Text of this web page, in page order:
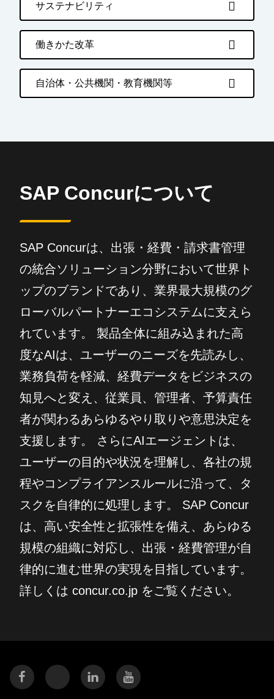
サステナビリティ
働きかた改革
自治体・公共機関・教育機関等
SAP Concurについて
SAP Concurは、出張・経費・請求書管理
の統合ソリューション分野において世界ト
ップのブランドであり、業界最大規模のグ
ローバルパートナーエコシステムに支えら
れています。 製品全体に組み込まれた高
度なAIは、ユーザーのニーズを先読みし、
業務負荷を軽減、経費データをビジネスの
知見へと変え、従業員、管理者、予算責任
者が関わるあらゆるやり取りや意思決定を
支援します。 さらにAIエージェントは、
ユーザーの目的や状況を理解し、各社の規
程やコンプライアンスルールに沿って、タ
スクを自律的に処理します。 SAP Concur
は、高い安全性と拡張性を備え、あらゆる
規模の組織に対応し、出張・経費管理が自
律的に進む世界の実現を目指しています。
詳しくは concur.co.jp をご覧ください。